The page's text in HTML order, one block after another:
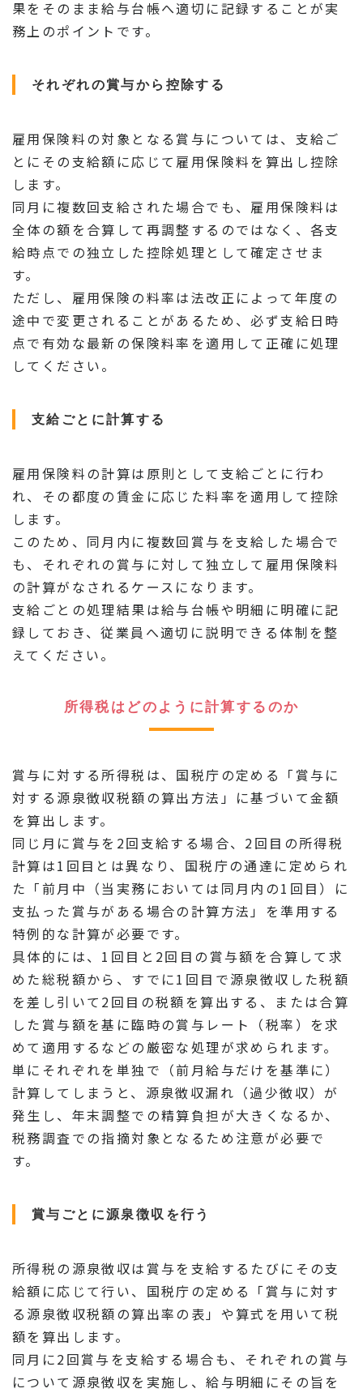
果をそのまま給与台帳へ適切に記録することが実
務上のポイントです。
それぞれの賞与から控除する
雇用保険料の対象となる賞与については、支給ご
とにその支給額に応じて雇用保険料を算出し控除
します。
同月に複数回支給された場合でも、雇用保険料は
全体の額を合算して再調整するのではなく、各支
給時点での独立した控除処理として確定させま
す。
ただし、雇用保険の料率は法改正によって年度の
途中で変更されることがあるため、必ず支給日時
点で有効な最新の保険料率を適用して正確に処理
してください。
支給ごとに計算する
雇用保険料の計算は原則として支給ごとに行わ
れ、その都度の賃金に応じた料率を適用して控除
します。
このため、同月内に複数回賞与を支給した場合で
も、それぞれの賞与に対して独立して雇用保険料
の計算がなされるケースになります。
支給ごとの処理結果は給与台帳や明細に明確に記
録しておき、従業員へ適切に説明できる体制を整
えてください。
所得税はどのように計算するのか
賞与に対する所得税は、国税庁の定める「賞与に
対する源泉徴収税額の算出方法」に基づいて金額
を算出します。
同じ月に賞与を2回支給する場合、2回目の所得税
計算は1回目とは異なり、国税庁の通達に定められ
た「前月中（当実務においては同月内の1回目）に
支払った賞与がある場合の計算方法」を準用する
特例的な計算が必要です。
具体的には、1回目と2回目の賞与額を合算して求
めた総税額から、すでに1回目で源泉徴収した税額
を差し引いて2回目の税額を算出する、または合算
した賞与額を基に臨時の賞与レート（税率）を求
めて適用するなどの厳密な処理が求められます。
単にそれぞれを単独で（前月給与だけを基準に）
計算してしまうと、源泉徴収漏れ（過少徴収）が
発生し、年末調整での精算負担が大きくなるか、
税務調査での指摘対象となるため注意が必要で
す。
賞与ごとに源泉徴収を行う
所得税の源泉徴収は賞与を支給するたびにその支
給額に応じて行い、国税庁の定める「賞与に対す
る源泉徴収税額の算出率の表」や算式を用いて税
額を算出します。
同月に2回賞与を支給する場合も、それぞれの賞与
について源泉徴収を実施し、給与明細にその旨を